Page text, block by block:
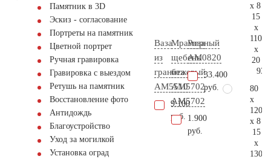
Памятник в 3D
Эскиз - согласование
Портреты на памятник
Цветной портрет
Ручная гравировка
Гравировка с выездом
Ретушь на памятник
Восстановление фото
Антидождь
Благоустройство
Уход за могилкой
Установка оград
Ваза
из
гранита
AM5510
9.100
руб.
Мраморный
щебень
бежевый
АМ5702
AM5702
1.900
руб.
Роза
AM0820
33.400
руб.
x 8
15
x
110
x
20
80
x
120
x 8
15
x
130